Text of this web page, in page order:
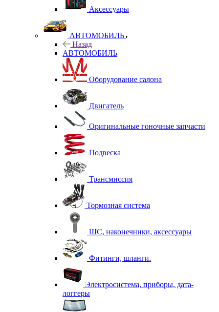
Аксессуары
АВТОМОБИЛЬ
Назад
АВТОМОБИЛЬ
Оборудование салона
Двигатель
Оригинальные гоночные запчасти
Подвеска
Трансмиссия
Тормозная система
ШС, наконечники, аксессуары
Фитинги, шланги.
Электросистема, приборы, дата-
логгеры